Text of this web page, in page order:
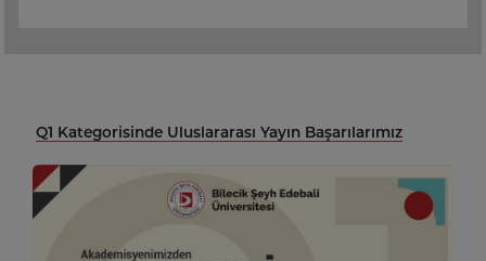
Q1 Kategorisinde Uluslararası Yayın Başarılarımız